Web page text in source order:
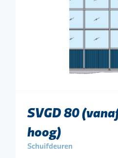
SVGD 80
hoog)
Schuifdeuren